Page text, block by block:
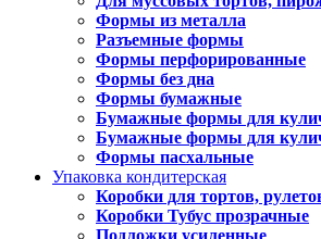
Формы из металла
Разъемные формы
Формы перфорированные
Формы без дна
Формы бумажные
Бумажные формы для
Бумажные формы для
Формы пасхальные
Упаковка кондитерская
Коробки для тортов,
Коробки Тубус прозрачные
Подложки усиленные